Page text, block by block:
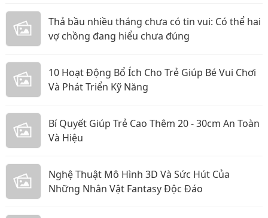
Thả bầu nhiều tháng chưa có tin vui: Có thể hai
vợ chồng đang hiểu chưa đúng
10 Hoạt Động Bổ Ích Cho Trẻ Giúp Bé Vui Chơi
Và Phát Triển Kỹ Năng
Bí Quyết Giúp Trẻ Cao Thêm 20 - 30cm An Toàn
Và Hiệu
Nghệ Thuật Mô Hình 3D Và Sức Hút Của
Những Nhân Vật Fantasy Độc Đáo